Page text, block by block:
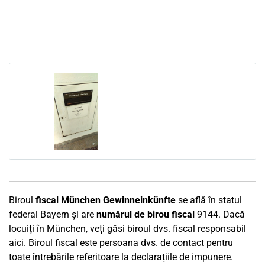
Biroul fiscal München Gewinneinkünfte se află în statul
federal Bayern și are numărul de birou fiscal 9144. Dacă
locuiți în München, veți găsi biroul dvs. fiscal responsabil
aici. Biroul fiscal este persoana dvs. de contact pentru
toate întrebările referitoare la declarațiile de impunere.